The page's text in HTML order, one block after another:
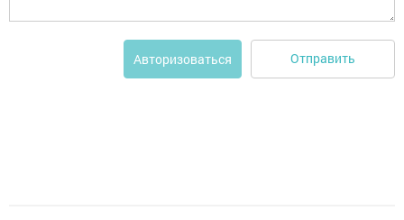
Авторизоваться Отправить